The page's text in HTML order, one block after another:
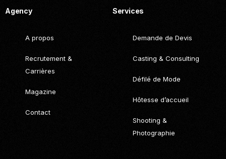
Agency
A propos
Recrutement &
Carrières
Magazine
Contact
Services
Demande de Devis
Casting & Consulting
Défilé de Mode
Hôtesse d’accueil
Shooting &
Photographie